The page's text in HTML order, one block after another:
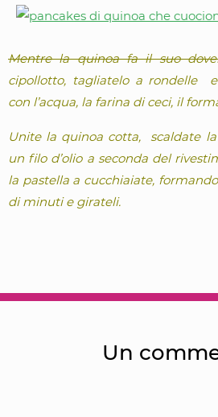
Mentre la quinoa fa il suo
cipollotto, tagliatelo a rondelle
con l’acqua, la farina di ceci, il
Unite la quinoa cotta, scaldate
un filo d’olio a seconda del
la pastella a cucchiaiate,
di minuti e girateli.
Un